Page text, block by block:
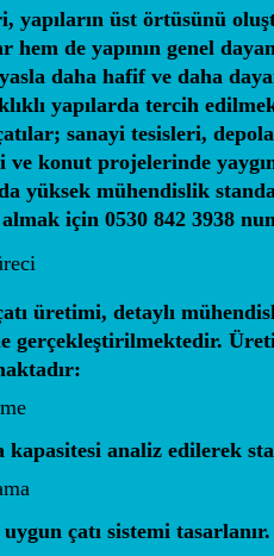
yapıların üst örtüsünü
de yapının genel
daha hafif ve daha
yapılarda tercih
sanayi tesisleri,
ve konut projelerinde
yüksek mühendislik
için 0530 842 3938
üretimi, detaylı
gerçekleştirilmektedir.
kapasitesi analiz edilerek
çatı sistemi tasarlanır.